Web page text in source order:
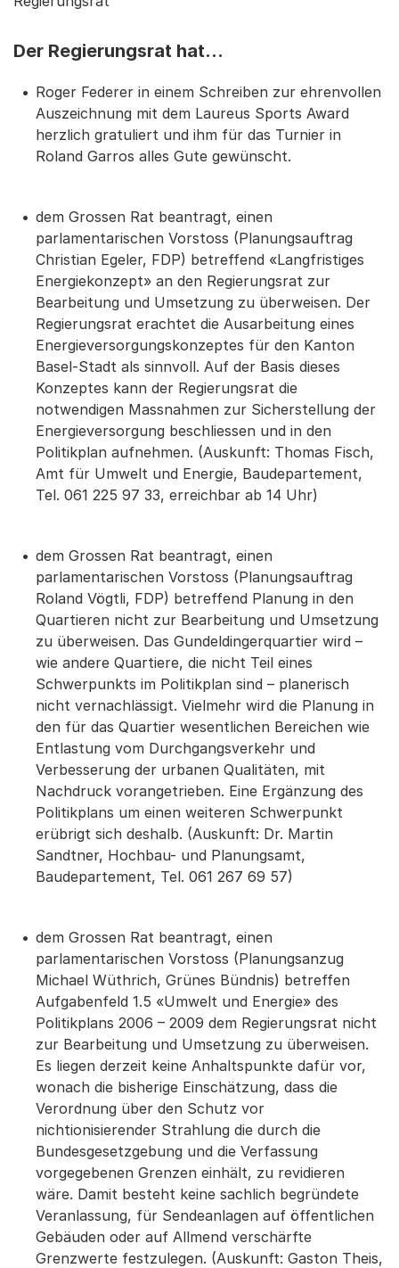
Der Regierungsrat hat...
Roger Federer in einem Schreiben zur ehrenvollen
Auszeichnung mit dem Laureus Sports Award
herzlich gratuliert und ihm für das Turnier in
Roland Garros alles Gute gewünscht.
dem Grossen Rat beantragt, einen
parlamentarischen Vorstoss (Planungsauftrag
Christian Egeler, FDP) betreffend «Langfristiges
Energiekonzept» an den Regierungsrat zur
Bearbeitung und Umsetzung zu überweisen. Der
Regierungsrat erachtet die Ausarbeitung eines
Energieversorgungskonzeptes für den Kanton
Basel-Stadt als sinnvoll. Auf der Basis dieses
Konzeptes kann der Regierungsrat die
notwendigen Massnahmen zur Sicherstellung der
Energieversorgung beschliessen und in den
Politikplan aufnehmen. (Auskunft: Thomas Fisch,
Amt für Umwelt und Energie, Baudepartement,
Tel. 061 225 97 33, erreichbar ab 14 Uhr)
dem Grossen Rat beantragt, einen
parlamentarischen Vorstoss (Planungsauftrag
Roland Vögtli, FDP) betreffend Planung in den
Quartieren nicht zur Bearbeitung und Umsetzung
zu überweisen. Das Gundeldingerquartier wird –
wie andere Quartiere, die nicht Teil eines
Schwerpunkts im Politikplan sind – planerisch
nicht vernachlässigt. Vielmehr wird die Planung in
den für das Quartier wesentlichen Bereichen wie
Entlastung vom Durchgangsverkehr und
Verbesserung der urbanen Qualitäten, mit
Nachdruck vorangetrieben. Eine Ergänzung des
Politikplans um einen weiteren Schwerpunkt
erübrigt sich deshalb. (Auskunft: Dr. Martin
Sandtner, Hochbau- und Planungsamt,
Baudepartement, Tel. 061 267 69 57)
dem Grossen Rat beantragt, einen
parlamentarischen Vorstoss (Planungsanzug
Michael Wüthrich, Grünes Bündnis) betreffen
Aufgabenfeld 1.5 «Umwelt und Energie» des
Politikplans 2006 – 2009 dem Regierungsrat nicht
zur Bearbeitung und Umsetzung zu überweisen.
Es liegen derzeit keine Anhaltspunkte dafür vor,
wonach die bisherige Einschätzung, dass die
Verordnung über den Schutz vor
nichtionisierender Strahlung die durch die
Bundesgesetzgebung und die Verfassung
vorgegebenen Grenzen einhält, zu revidieren
wäre. Damit besteht keine sachlich begründete
Veranlassung, für Sendeanlagen auf öffentlichen
Gebäuden oder auf Allmend verschärfte
Grenzwerte festzulegen. (Auskunft: Gaston Theis,